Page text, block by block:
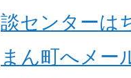
談センターは
まん町へメー